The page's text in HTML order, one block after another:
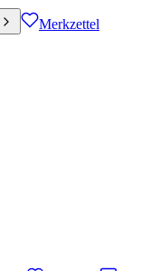
Merkzettel